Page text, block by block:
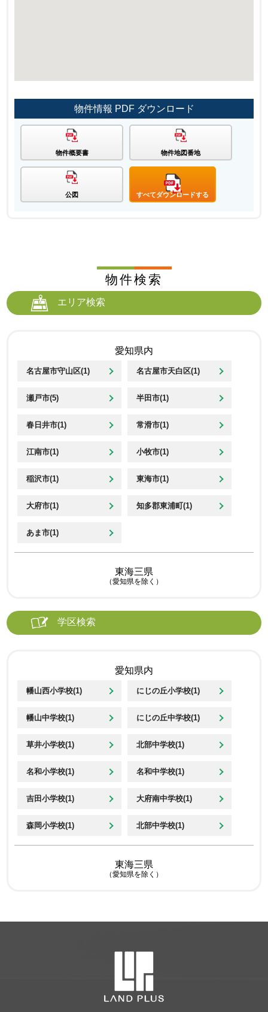
物件情報 PDF ダウンロード
物件概要書 物件地図番地
公図 すべてダウンロードする
物件検索
エリア検索
愛知県内
名古屋市守山区(1) 名古屋市天白区(1)
瀬戸市(5) 半田市(1)
春日井市(1) 常滑市(1)
江南市(1) 小牧市(1)
稲沢市(1) 東海市(1)
大府市(1) 知多郡東浦町(1)
あま市(1)
東海三県
（愛知県を除く）
学区検索
愛知県内
幡山西小学校(1) にじの丘小学校(1)
幡山中学校(1) にじの丘中学校(1)
草井小学校(1) 北部中学校(1)
名和小学校(1) 名和中学校(1)
吉田小学校(1) 大府南中学校(1)
森岡小学校(1) 北部中学校(1)
東海三県
（愛知県を除く）